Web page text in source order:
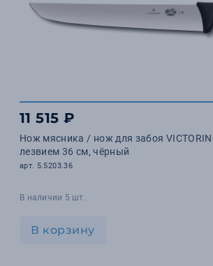
11 515 ₽
Нож мясника / нож для забоя
лезвием 36 см, чёрный
арт. 5.5203.36
В наличии 5 шт.
В корзину